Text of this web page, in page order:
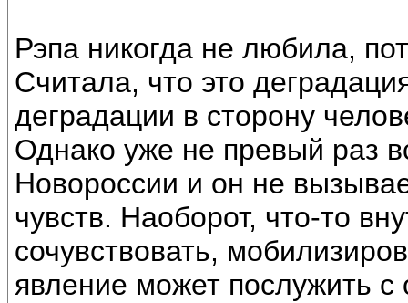
Рэпа никогда не любила,
Считала, что это
деградации в сторону
Однако уже не превый раз
Новороссии и он не
чувств. Наоборот, что-то
сочувствовать,
явление может послужить с